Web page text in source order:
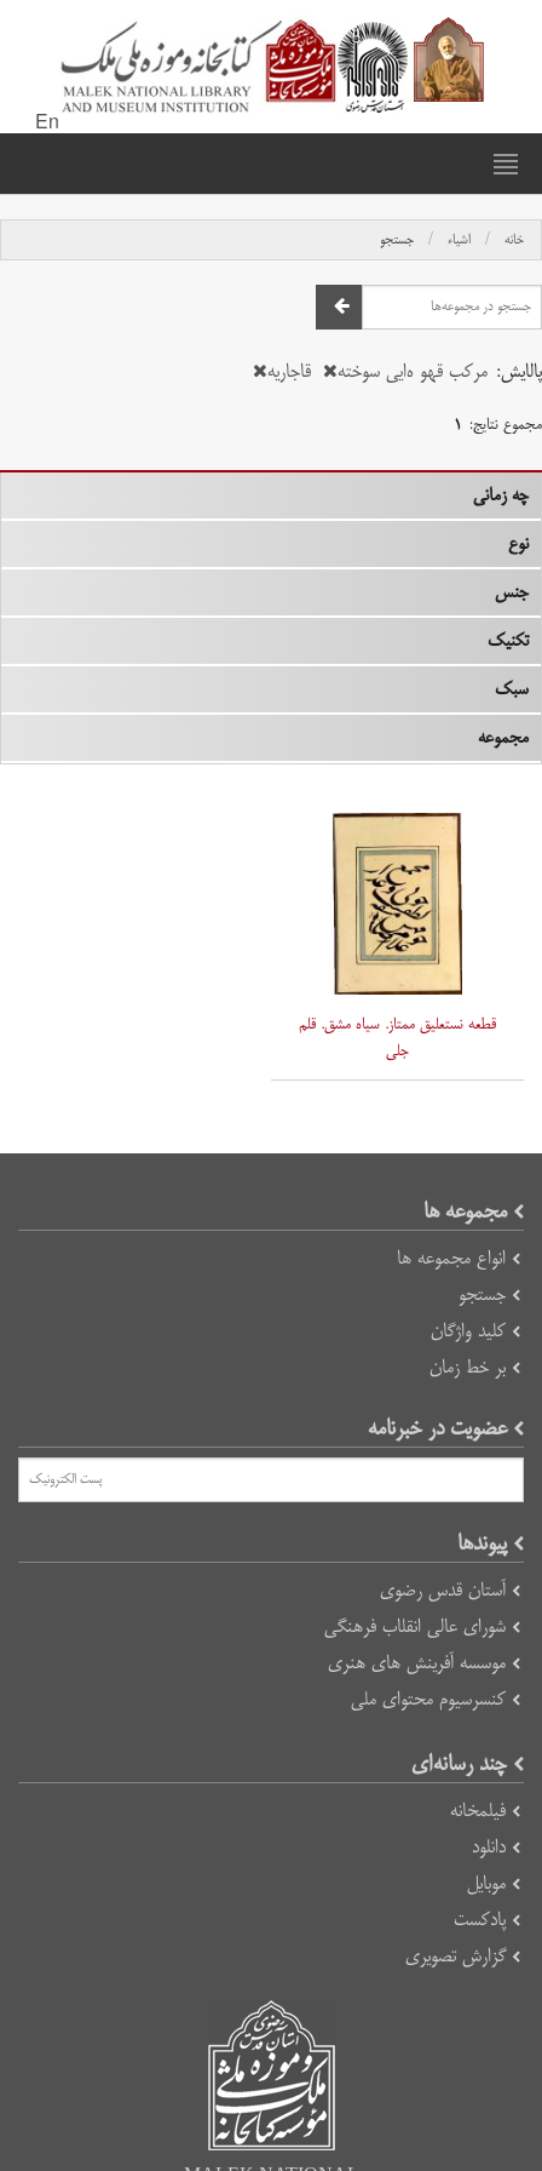
En
خانه اشیاء جستجو
پالایش: مرکب قهو ه‌ایی سوخته قاجاریه
مجموع نتایج: ۱
چه زمانی
نوع
جنس
تکنیک
سبک
مجموعه
قطعه نستعلیق ممتاز. سیاه مشق. قلم
جلی
مجموعه ها
انواع مجموعه ها
جستجو
کلید واژگان
بر خط زمان
عضویت در خبرنامه
پیوند‌ها
آستان قدس رضوی
شورای عالی انقلاب فرهنگی
موسسه آفرینش های هنری
کنسرسیوم محتوای ملی
چند رسانه‌ای
فیلمخانه
دانلود
موبایل
پادکست
گزارش تصویری